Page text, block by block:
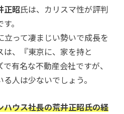
正昭氏は、カリスマ性が評判
。
って凄まじい勢いで成長を
、『東京に、家を持と
有名な不動産会社ですが、
人は少ないでしょう。
ハウス社長の荒井正昭氏の経